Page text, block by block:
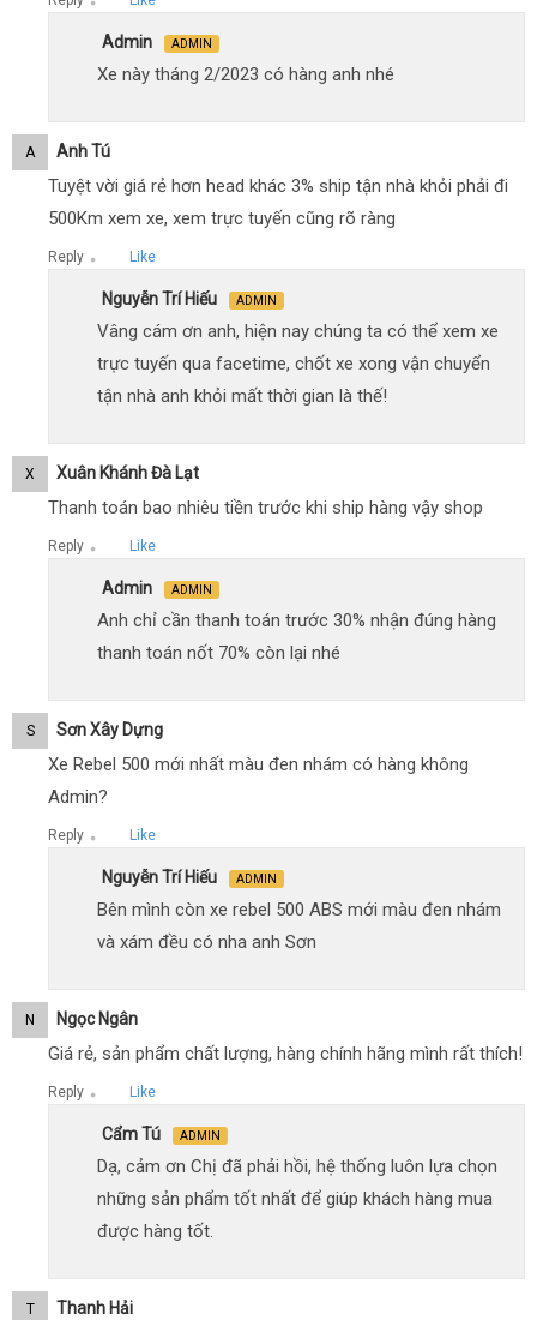
●
Admin ADMIN
Xe này tháng 2/2023 có hàng anh nhé
A Anh Tú
Tuyệt vời giá rẻ hơn head khác 3% ship tận nhà khỏi phải đi
500Km xem xe, xem trực tuyến cũng rõ ràng
Reply ● Like
Nguyễn Trí Hiếu ADMIN
Vâng cám ơn anh, hiện nay chúng ta có thể xem xe
trực tuyến qua facetime, chốt xe xong vận chuyển
tận nhà anh khỏi mất thời gian là thế!
X Xuân Khánh Đà Lạt
Thanh toán bao nhiêu tiền trước khi ship hàng vậy shop
Reply ● Like
Admin ADMIN
Anh chỉ cần thanh toán trước 30% nhận đúng hàng
thanh toán nốt 70% còn lại nhé
S Sơn Xây Dựng
Xe Rebel 500 mới nhất màu đen nhám có hàng không
Admin?
Reply ● Like
Nguyễn Trí Hiếu ADMIN
Bên mình còn xe rebel 500 ABS mới màu đen nhám
và xám đều có nha anh Sơn
N Ngọc Ngân
Giá rẻ, sản phẩm chất lượng, hàng chính hãng mình rất thích!
Reply ● Like
Cẩm Tú ADMIN
Dạ, cảm ơn Chị đã phải hồi, hệ thống luôn lựa chọn
những sản phẩm tốt nhất để giúp khách hàng mua
được hàng tốt.
T Thanh Hải